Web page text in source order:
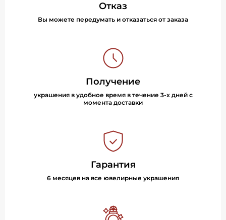
Отказ
Вы можете передумать и отказаться от заказа
Получение
украшения в удобное время в течение 3-х дней с
момента доставки
Гарантия
6 месяцев на все ювелирные украшения